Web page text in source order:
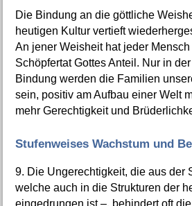
Die Bindung an die göttliche
heutigen Kultur vertieft
An jener Weisheit hat jeder
Schöpfertat Gottes Anteil. Nur in
Bindung werden die Familien
sein, positiv am Aufbau einer Welt
mehr Gerechtigkeit und
Stufenweises Wachstum und
9. Die Ungerechtigkeit, die aus der
welche auch in die Strukturen der